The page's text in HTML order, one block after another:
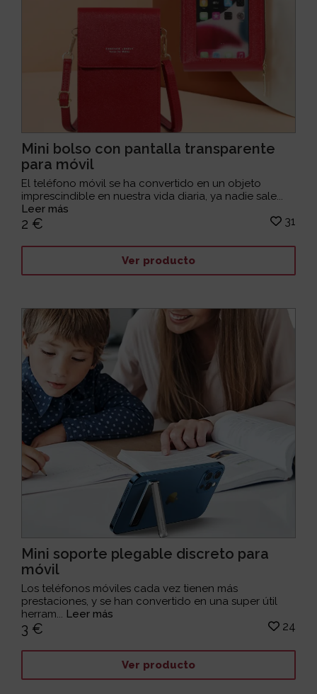
Mini bolso con pantalla transparente
para móvil
El teléfono móvil se ha convertido en un objeto
imprescindible en nuestra vida diaria, ya nadie sale...
Leer más
2 € 31
Ver producto
Mini soporte plegable discreto para
móvil
Los teléfonos móviles cada vez tienen más
prestaciones, y se han convertido en una super útil
herram... Leer más
3 € 24
Ver producto